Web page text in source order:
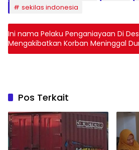
sekilas indonesia
Ini nama Pelaku Penganiayaan Di
Mengakibatkan Korban Meninggal
Pos Terkait